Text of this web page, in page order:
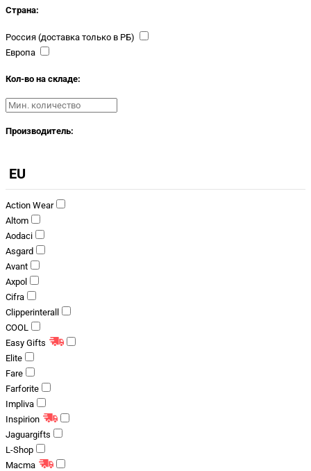
Страна:
Россия (доставка только в РБ)
Европа
Кол-во на складе:
Производитель:
EU
Action Wear
Altom
Aodaci
Asgard
Avant
Axpol
Cifra
Clipperinterall
COOL
Easy Gifts
Elite
Fare
Farforite
Impliva
Inspirion
Jaguargifts
L-Shop
Macma